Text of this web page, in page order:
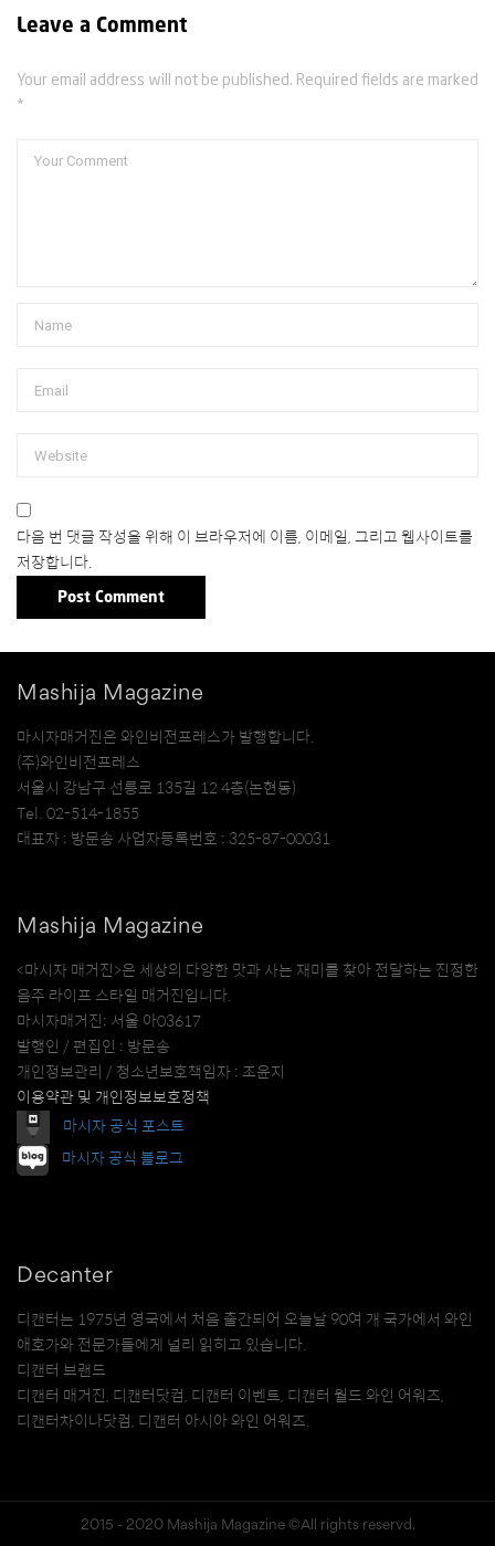
Leave a Comment
Your email address will not be published. Required fields are marked
*
다음 번 댓글 작성을 위해 이 브라우저에 이름, 이메일, 그리고 웹사이트를
저장합니다.
Mashija Magazine
마시자매거진은 와인비전프레스가 발행합니다.
(주)와인비전프레스
서울시 강남구 선릉로 135길 12 4층(논현동)
Tel. 02-514-1855
대표자 : 방문송 사업자등록번호 : 325-87-00031
Mashija Magazine
<마시자 매거진>은 세상의 다양한 맛과 사는 재미를 찾아 전달하는 진정한
음주 라이프 스타일 매거진입니다.
마시자매거진: 서울 아03617
발행인 / 편집인 : 방문송
개인정보관리 / 청소년보호책임자 : 조윤지
이용약관 및 개인정보보호정책
마시자 공식 포스트
마시자 공식 블로그
Decanter
디캔터는 1975년 영국에서 처음 출간되어 오늘날 90여 개 국가에서 와인
애호가와 전문가들에게 널리 읽히고 있습니다.
디캔터 브랜드
디캔터 매거진, 디캔터닷컴, 디캔터 이벤트, 디캔터 월드 와인 어워즈,
디캔터차이나닷컴, 디캔터 아시아 와인 어워즈.
2015 - 2020 Mashija Magazine ©All rights reservd.